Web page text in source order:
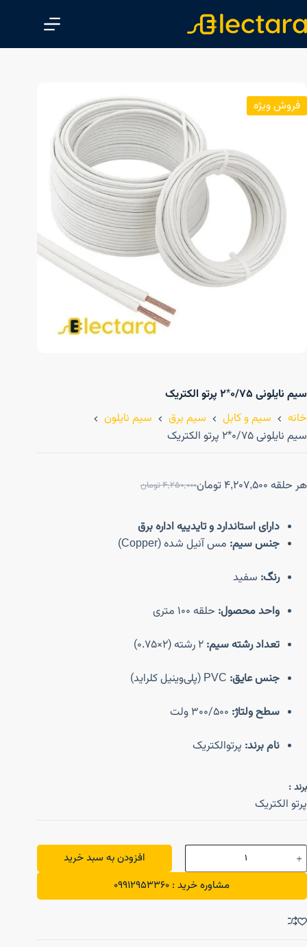
ش
فروش ویژه
سیم نایلونی ۰/۷۵*۲ پرتو الکتریک
خانه
سیم و کابل سیم برق
سیم نایلون
سیم نایلونی ۰/۷۵*۲ پرتو الکتریک
هر حلقه 4,250,000تومان 4,207,500 تومان
دارای استاندارد و تایدییه اداره برق
جنس سیم: مس آنیل شده (Copper)
رنگ: سفید
واحد محصول: حلقه ۱۰۰ متری
تعداد رشته سیم:
جنس عایق:
سطح ولتاژ:
نام برند: پرتوالکتریک
برند :
پرتو الکتریک
افزودن به سبد خرید
مشاوره خرید : 09912953360